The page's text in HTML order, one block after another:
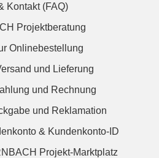
Kontakt (FAQ)
Projektberatung
Onlinebestellung
und Lieferung
und Rechnung
und Reklamation
& Kundenkonto-ID
Projekt-Marktplatz